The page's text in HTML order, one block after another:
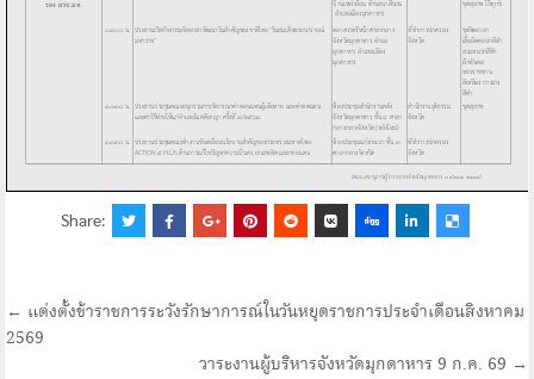
Share:
แนะแนว
เรื่อง
← แต่งตั้งข้าราชการระวังรักษาการณ์ในวันหยุดราชการประจำเดือนสิงหาคม
2569
วาระงานผู้บริหารจังหวัดมุกดาหาร 9 ก.ค. 69 →